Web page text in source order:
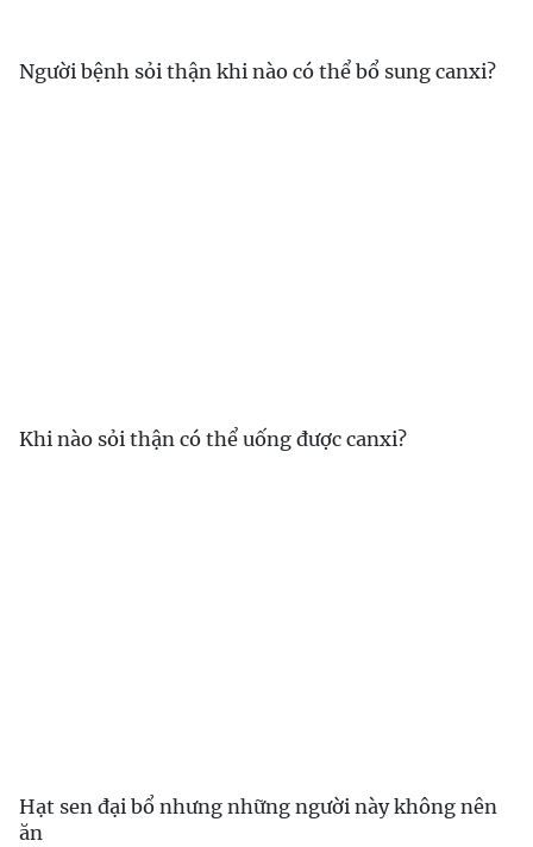
Người bệnh sỏi thận khi nào có thể bổ sung canxi?
Khi nào sỏi thận có thể uống được canxi?
Hạt sen đại bổ nhưng những người này không nên
ăn